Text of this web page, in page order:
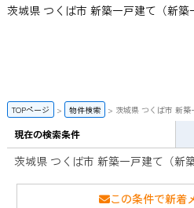
TOPページ 物件検索 茨城県 つくば市 新
現在の検索条件
茨城県 つくば市 新築一戸建て（新
この条件で新着